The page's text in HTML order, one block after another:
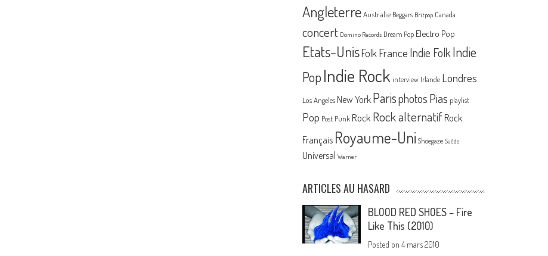
Angleterre Australie Beggars Britpop Canada
concert Domino Records Dream Pop Electro Pop
Etats-UnisFolk France Indie FolkIndie
PopIndie Rock interview Irlande Londres
Los Angeles New York Parisphotos Pias playlist
Pop Post Punk Rock Rock alternatif Rock
Français Royaume-Uni Shoegaze Suède
Universal Warner
ARTICLES AU HASARD
BLOOD RED SHOES – Fire
Like This (2010)
Posted on4 mars 2010